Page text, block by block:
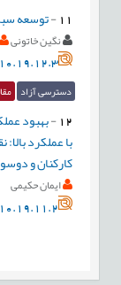
11
-توسعه سبز
نگین خاتونی
دسترسی آزاد
12
-بهبود
با عملکرد
کارکنان و دوسو
ایمان حکیمی